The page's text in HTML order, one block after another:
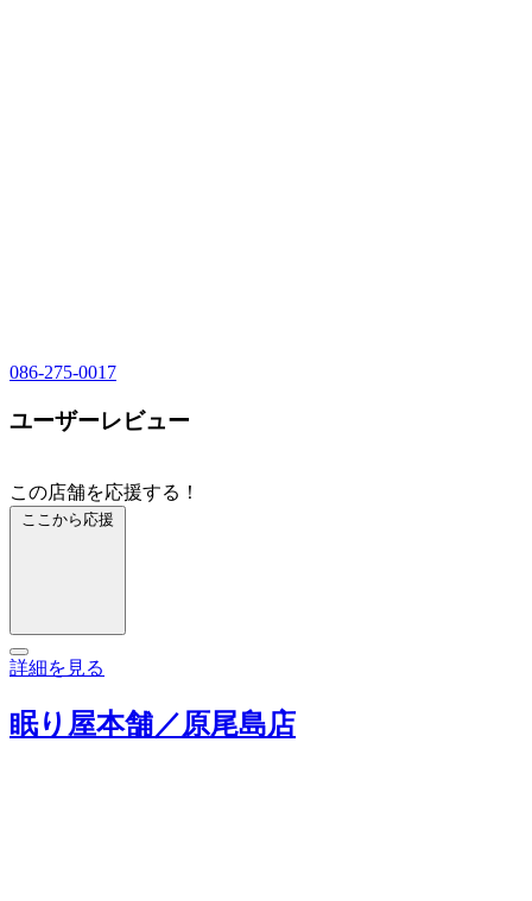
086-275-0017
ユーザーレビュー
この店舗を応援する！
ここから応援
詳細を見る
眠り屋本舗／原尾島店